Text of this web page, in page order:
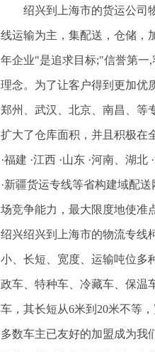
绍兴到上海市的货运公司
线运输为主，集配送，仓储，
年企业"是追求目标;"信誉第一
理念。为了让客户得到更加优
郑州、武汉、北京、南昌、等
扩大了仓库面积，并且积极在
·福建 ·江西 ·山东 ·河南、湖北
·新疆货运专线等省构建域配
场竞争能力，最大限度地使准
绍兴绍兴到上海市的物流专线
小、长短、宽度、运输吨位多
政车、特种车、冷藏车、保温
车，其长短从6米到20米不等
多数车主已友好的加盟成为我